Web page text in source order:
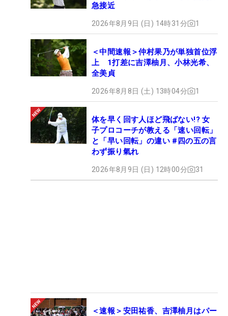
急接近
2026年8月9日 (日) 14時31分 1
＜中間速報＞仲村果乃が単独首位浮
上 1打差に吉澤柚月、小林光希、
全美貞
2026年8月8日 (土) 13時04分 1
体を早く回す人ほど飛ばない!? 女
子プロコーチが教える「速い回転」
と「早い回転」の違い #四の五の言
わず振り氣れ
2026年8月9日 (日) 12時00分 31
＜速報＞安田祐香、吉澤柚月はパー